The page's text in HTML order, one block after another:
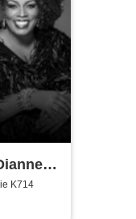
K714